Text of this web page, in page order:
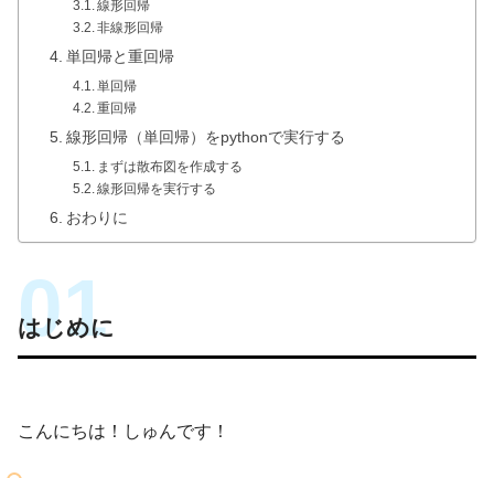
線形回帰
非線形回帰
単回帰と重回帰
単回帰
重回帰
線形回帰（単回帰）をpythonで実行する
まずは散布図を作成する
線形回帰を実行する
おわりに
はじめに
こんにちは！しゅんです！